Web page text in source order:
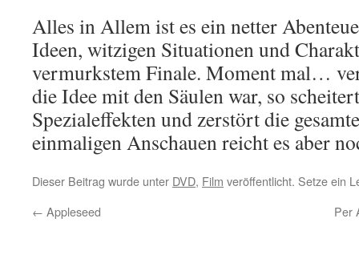
Alles in Allem ist es ein netter
Ideen, witzigen Situationen und
vermurkstem Finale. Moment mal…
die Idee mit den Säulen war, so
Spezialeffekten und zerstört die
einmaligen Anschauen reicht es aber
Dieser Beitrag wurde unter DVD, Film veröffentlicht. Setze ein
← Appleseed Per